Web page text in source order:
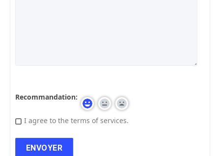
Recommandation:
I agree to the terms of services.